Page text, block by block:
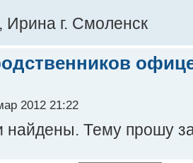
г. Смоленск
2012 21:22
найдены. Тему прошу